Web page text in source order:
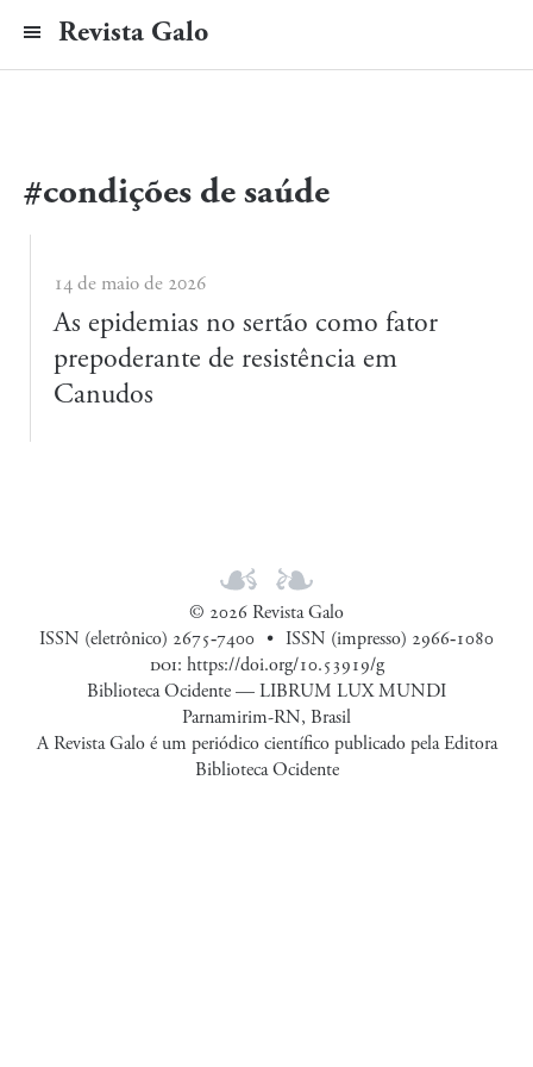
Revista Galo
#condições de saúde
14 de maio de 2026
As epidemias no sertão como fator
prepoderante de resistência em
Canudos
© 2026 Revista Galo
ISSN (eletrônico) 2675‑7400
ISSN (impresso) 2966‑1080
doi: https://doi.org/10.53919/g
Biblioteca Ocidente — LIBRUM LUX MUNDI
Parnamirim-RN, Brasil
A Revista Galo é um periódico científico publicado pela Editora
Biblioteca Ocidente